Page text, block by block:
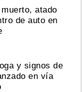
atado
de auto en
y signos de
en vía